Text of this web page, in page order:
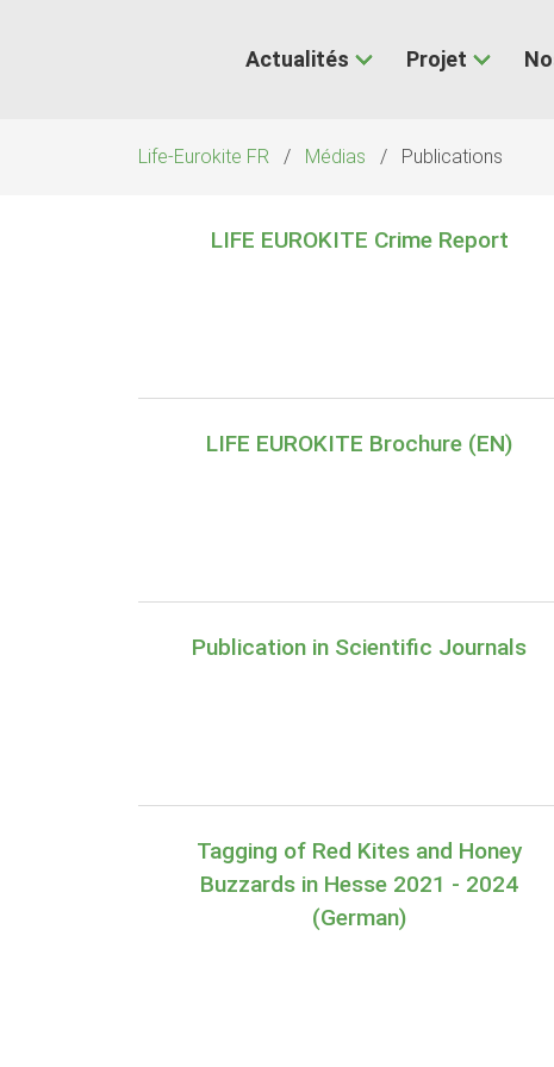
Actualités Projet
Life-Eurokite FR Médias Publications
LIFE EUROKITE Crime Report
LIFE EUROKITE Brochure (EN)
Publication in Scientific Journals
Tagging of Red Kites and Honey
Buzzards in Hesse 2021 - 2024
(German)